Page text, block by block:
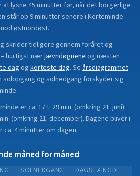
lysne 45 minutter før, når det borgerlige
står op 9 minutter senere i Kerteminde
østnordøst.
skrider tidligere gennem foråret og
– hurtigst nærjævndøgneneog næsten
dag og korteste dag. Se årsdiagrammet
solopgang og solnedgang forskyder sig
.
er ca. 17 t. 29 min. (omkring 21. juni).
(omkring 21. december). Dagene bliver i
ca. 4minutterom dagen.
måned for måned
SOLNEDGANG
DAGSLÆNGDE